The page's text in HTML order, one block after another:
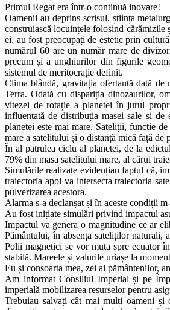
Primul Regat era într-o continuă inovare!
Oamenii au deprins scrisul, știința
construiască locuințele folosind
ei, au fost preocupați de estetic prin
numărul 60 are un număr mare de
precum și a unghiurilor din figurile
sistemul de meritocrație definit.
Clima blândă, gravitația ofertantă dată
Terra. Odată cu dispariția dinozaurilor,
vitezei de rotație a planetei în jurul
influențată de distribuția masei sale și
planetei este mai mare. Sateliții, funcție
mare a satelitului și o distanță mică față
În al patrulea ciclu al planetei, de la
79% din masa satelitului mare, al cărui
Simulările realizate evidențiau faptul că,
traiectoria apoi va intersecta traiectoria
pulverizarea acestora.
Alarma s-a declanșat și în aceste condiții
Au fost inițiate simulări privind impactul
Impactul va genera o magnitudine ce ar
Pământului, în absența sateliților naturali,
Polii magnetici se vor muta spre ecuator
stabilă. Mareele și valurile uriașe la
Eu și consoarta mea, zei ai pământenilor,
Am informat Consiliul Imperial și pe
imperială mobilizarea resurselor pentru
Trebuiau salvați cât mai mulți oameni și